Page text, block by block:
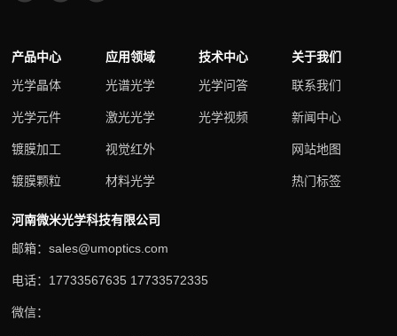
产品中心
光学晶体
光学元件
镀膜加工
镀膜颗粒
应用领域
光谱光学
激光光学
视觉红外
材料光学
技术中心
光学问答
光学视频
关于我们
联系我们
新闻中心
网站地图
热门标签
河南微米光学科技有限公司
邮箱：sales@umoptics.com
电话：17733567635 17733572335
微信：